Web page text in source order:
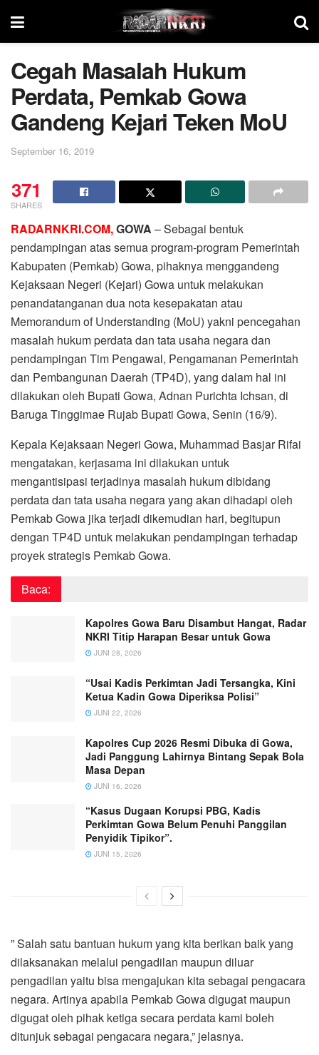
Cegah Masalah Hukum
Perdata, Pemkab Gowa
Gandeng Kejari Teken MoU
September 16, 2019
371
SHARES
RADARNKRI.COM,GOWA – Sebagai bentuk
pendampingan atas semua program-program Pemerintah
Kabupaten (Pemkab) Gowa, pihaknya menggandeng
Kejaksaan Negeri (Kejari) Gowa untuk melakukan
penandatanganan dua nota kesepakatan atau
Memorandum of Understanding (MoU) yakni pencegahan
masalah hukum perdata dan tata usaha negara dan
pendampingan Tim Pengawal, Pengamanan Pemerintah
dan Pembangunan Daerah (TP4D), yang dalam hal ini
dilakukan oleh Bupati Gowa, Adnan Purichta Ichsan, di
Baruga Tinggimae Rujab Bupati Gowa, Senin (16/9).
Kepala Kejaksaan Negeri Gowa, Muhammad Basjar Rifai
mengatakan, kerjasama ini dilakukan untuk
mengantisipasi terjadinya masalah hukum dibidang
perdata dan tata usaha negara yang akan dihadapi oleh
Pemkab Gowa jika terjadi dikemudian hari, begitupun
dengan TP4D untuk melakukan pendampingan terhadap
proyek strategis Pemkab Gowa.
Baca:
Kapolres Gowa Baru Disambut Hangat, Radar
NKRI Titip Harapan Besar untuk Gowa
JUNI 28, 2026
“Usai Kadis Perkimtan Jadi Tersangka, Kini
Ketua Kadin Gowa Diperiksa Polisi”
JUNI 22, 2026
Kapolres Cup 2026 Resmi Dibuka di Gowa,
Jadi Panggung Lahirnya Bintang Sepak Bola
Masa Depan
JUNI 16, 2026
“Kasus Dugaan Korupsi PBG, Kadis
Perkimtan Gowa Belum Penuhi Panggilan
Penyidik Tipikor”.
JUNI 15, 2026
” Salah satu bantuan hukum yang kita berikan baik yang
dilaksanakan melalui pengadilan maupun diluar
pengadilan yaitu bisa mengajukan kita sebagai pengacara
negara. Artinya apabila Pemkab Gowa digugat maupun
digugat oleh pihak ketiga secara perdata kami boleh
ditunjuk sebagai pengacara negara,” jelasnya.